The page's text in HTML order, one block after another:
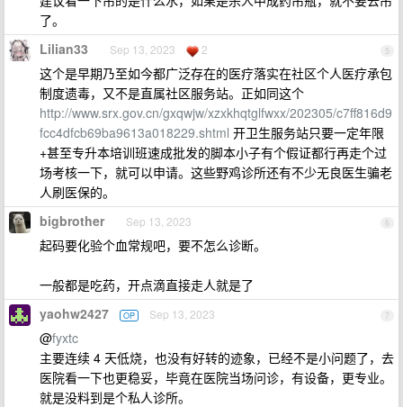
了。
5
Lilian33 Sep 13, 2023 2
这个是早期乃至如今都广泛存在的医疗落实在社区个人医疗承包
制度遗毒，又不是直属社区服务站。正如同这个
http://www.srx.gov.cn/gxqwjw/xzxkhqtglfwxx/202305/c7ff816d9
fcc4dfcb69ba9613a018229.shtml 开卫生服务站只要一定年限
+甚至专升本培训班速成批发的脚本小子有个假证都行再走个过
场考核一下，就可以申请。这些野鸡诊所还有不少无良医生骗老
人刷医保的。
6
bigbrother Sep 13, 2023
起码要化验个血常规吧，要不怎么诊断。
一般都是吃药，开点滴直接走人就是了
7
yaohw2427 OP Sep 13, 2023
@fyxtc
主要连续 4 天低烧，也没有好转的迹象，已经不是小问题了，去
医院看一下也更稳妥，毕竟在医院当场问诊，有设备，更专业。
就是没料到是个私人诊所。